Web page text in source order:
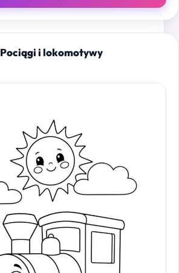
Pociągi i lokomotywy